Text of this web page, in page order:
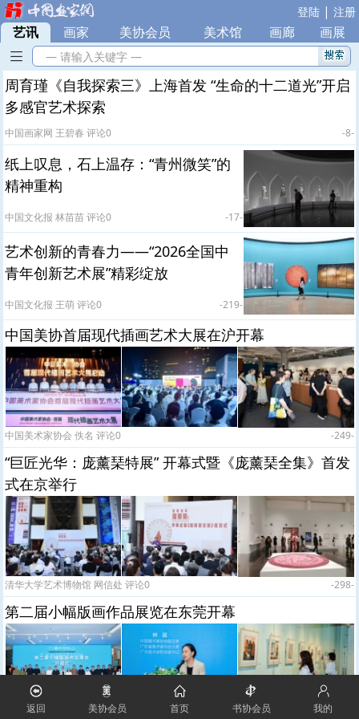
登陆 | 注册
艺讯 画家 美协会员 美术馆 画廊 画展
— 请输入关键字 —
周育瑾《自我探索三》上海首发 “生命的十二道光”开启
多感官艺术探索
-8-
中国画家网 王碧春 评论0
纸上叹息，石上温存：“青州微笑”的
精神重构
-17-
中国文化报 林苗苗 评论0
艺术创新的青春力——“2026全国中
青年创新艺术展”精彩绽放
-219-
中国文化报 王萌 评论0
中国美协首届现代插画艺术大展在沪开幕
-249-
中国美术家协会 佚名 评论0
“巨匠光华：庞薰琹特展” 开幕式暨《庞薰琹全集》首发
式在京举行
-298-
清华大学艺术博物馆 网信处 评论0
第二届小幅版画作品展览在东莞开幕
-320-
岭南美术馆 佚名 评论0
返回 美协会员 首页 书协会员 我的